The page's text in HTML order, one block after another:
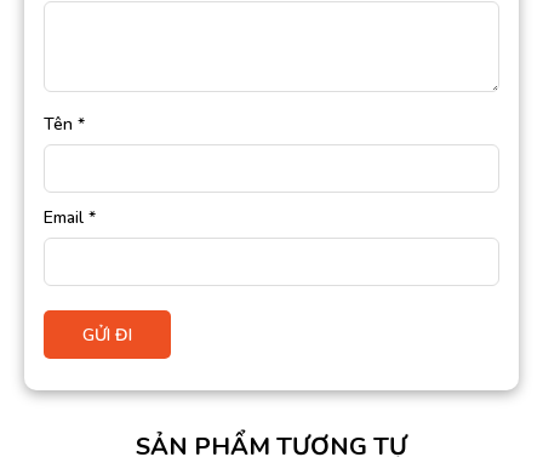
Tên *
Email *
SẢN PHẨM TƯƠNG TỰ